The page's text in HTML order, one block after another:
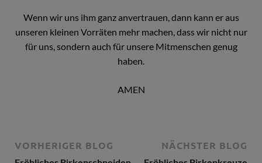
Wenn wir uns ihm ganz anvertrauen, dann kann er aus
unseren kleinen Vorräten mehr machen, dass wir nicht nur
für uns, sondern auch für unsere Mitmenschen genug
haben.
AMEN
VORHERIGER BLOG NÄCHSTER BLOG